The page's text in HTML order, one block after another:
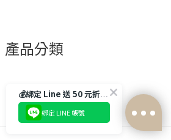
產品分類
💰綁定 Line 送 50 元折扣碼💰
綁定 LINE 帳號